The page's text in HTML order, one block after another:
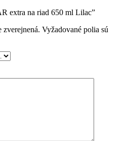
extra na riad 650 ml Lilac”
zverejnená. Vyžadované polia sú